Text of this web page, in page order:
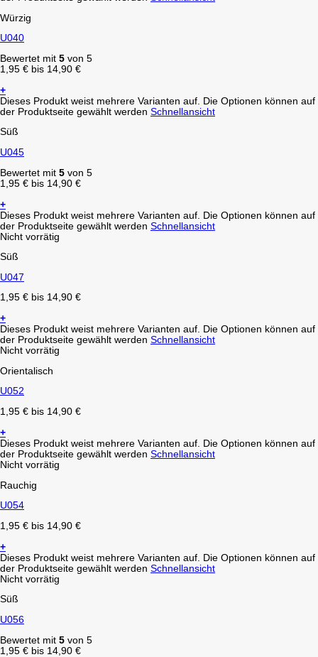
Würzig
U040
Bewertet mit 5 von 5
1,95 € bis 14,90 €
+
Dieses Produkt weist mehrere Varianten auf. Die Optionen können auf
der Produktseite gewählt werden Schnellansicht
Süß
U045
Bewertet mit 5 von 5
1,95 € bis 14,90 €
+
Dieses Produkt weist mehrere Varianten auf. Die Optionen können auf
der Produktseite gewählt werden Schnellansicht
Nicht vorrätig
Süß
U047
1,95 € bis 14,90 €
+
Dieses Produkt weist mehrere Varianten auf. Die Optionen können auf
der Produktseite gewählt werden Schnellansicht
Nicht vorrätig
Orientalisch
U052
1,95 € bis 14,90 €
+
Dieses Produkt weist mehrere Varianten auf. Die Optionen können auf
der Produktseite gewählt werden Schnellansicht
Nicht vorrätig
Rauchig
U054
1,95 € bis 14,90 €
+
Dieses Produkt weist mehrere Varianten auf. Die Optionen können auf
der Produktseite gewählt werden Schnellansicht
Nicht vorrätig
Süß
U056
Bewertet mit 5 von 5
1,95 € bis 14,90 €